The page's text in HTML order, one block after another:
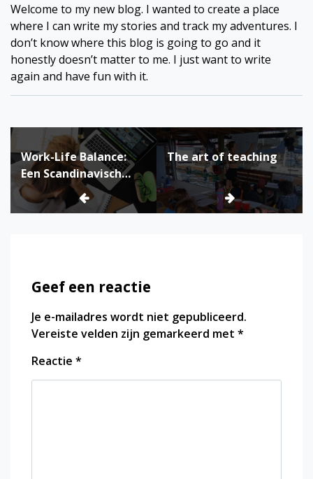
Welcome to my new blog. I wanted to create a place
where I can write my stories and track my adventures. I
don’t know where this blog is going to go and it
honestly doesn’t matter to me. I just want to write
again and have fun with it.
Bericht
navigatie
Work-Life Balance:
Een Scandinavisch
ding?
The art of teaching
Geef een reactie
Je e-mailadres wordt niet gepubliceerd.
Vereiste velden zijn gemarkeerd met *
Reactie *